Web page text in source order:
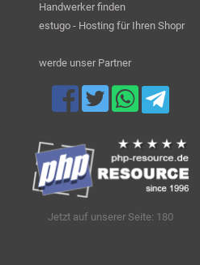
Handwerker finden
estugo - Hosting für Ihren Shopr
werde unser Partner
Jetzt auf unserer Seite: 180